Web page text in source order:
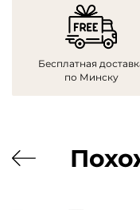
Бесплатная
по Минску